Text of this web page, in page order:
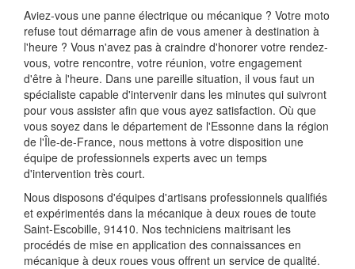
Aviez-vous une panne électrique ou mécanique ? Votre moto
refuse tout démarrage afin de vous amener à destination à
l'heure ? Vous n'avez pas à craindre d'honorer votre rendez-
vous, votre rencontre, votre réunion, votre engagement
d'être à l'heure. Dans une pareille situation, il vous faut un
spécialiste capable d'intervenir dans les minutes qui suivront
pour vous assister afin que vous ayez satisfaction. Où que
vous soyez dans le département de l'Essonne dans la région
de l'Île-de-France, nous mettons à votre disposition une
équipe de professionnels experts avec un temps
d'intervention très court.
Nous disposons d'équipes d'artisans professionnels qualifiés
et expérimentés dans la mécanique à deux roues de toute
Saint-Escobille, 91410. Nos techniciens maitrisant les
procédés de mise en application des connaissances en
mécanique à deux roues vous offrent un service de qualité.